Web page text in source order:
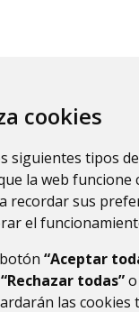
cookies
siguientes tipos
la web funcione
recordar sus
el
“Aceptar
“Rechazar todas”
las cookies